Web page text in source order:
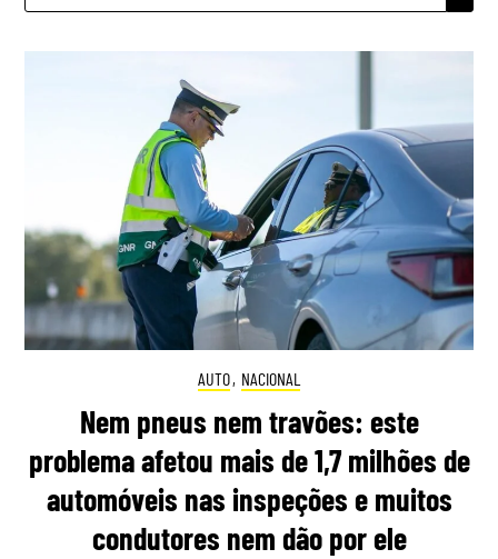
AUTO, NACIONAL
Nem pneus nem travões: este
problema afetou mais de 1,7 milhões de
automóveis nas inspeções e muitos
condutores nem dão por ele